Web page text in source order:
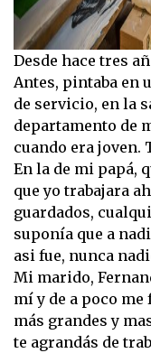
Desde hace tres
Antes, pintaba en
de servicio, en la
departamento de
cuando era joven.
En la de mi papá,
que yo trabajara
guardados,
suponía que a
asi fue, nunca
Mi marido,
mí y de a poco
más grandes y
te agrandás de